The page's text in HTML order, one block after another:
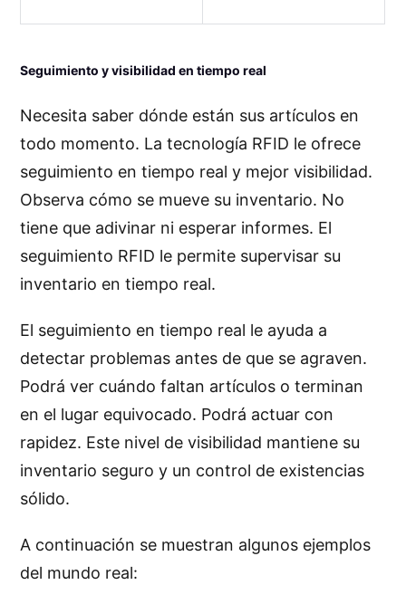
Seguimiento y visibilidad en tiempo real
Necesita saber dónde están sus artículos en
todo momento. La tecnología RFID le ofrece
seguimiento en tiempo real y mejor visibilidad.
Observa cómo se mueve su inventario. No
tiene que adivinar ni esperar informes. El
seguimiento RFID le permite supervisar su
inventario en tiempo real.
El seguimiento en tiempo real le ayuda a
detectar problemas antes de que se agraven.
Podrá ver cuándo faltan artículos o terminan
en el lugar equivocado. Podrá actuar con
rapidez. Este nivel de visibilidad mantiene su
inventario seguro y un control de existencias
sólido.
A continuación se muestran algunos ejemplos
del mundo real: